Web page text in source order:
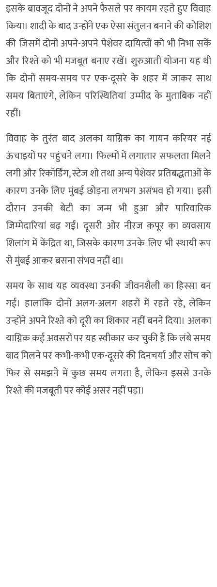
इसके बावजूद दोनों ने अपने फैसले पर कायम रहते हुए विवाह
किया। शादी के बाद उन्होंने एक ऐसा संतुलन बनाने की कोशिश
की जिसमें दोनों अपने-अपने पेशेवर दायित्वों को भी निभा सकें
और रिश्ते को भी मजबूत बनाए रखें। शुरुआती योजना यह थी
कि दोनों समय-समय पर एक-दूसरे के शहर में जाकर साथ
समय बिताएंगे, लेकिन परिस्थितियां उम्मीद के मुताबिक नहीं
रहीं।
विवाह के तुरंत बाद अलका याग्निक का गायन करियर नई
ऊंचाइयों पर पहुंचने लगा। फिल्मों में लगातार सफलता मिलने
लगी और रिकॉर्डिंग, स्टेज शो तथा अन्य पेशेवर प्रतिबद्धताओं के
कारण उनके लिए मुंबई छोड़ना लगभग असंभव हो गया। इसी
दौरान उनकी बेटी का जन्म भी हुआ और पारिवारिक
जिम्मेदारियां बढ़ गईं। दूसरी ओर नीरज कपूर का व्यवसाय
शिलांग में केंद्रित था, जिसके कारण उनके लिए भी स्थायी रूप
से मुंबई आकर बसना संभव नहीं था।
समय के साथ यह व्यवस्था उनकी जीवनशैली का हिस्सा बन
गई। हालांकि दोनों अलग-अलग शहरों में रहते रहे, लेकिन
उन्होंने अपने रिश्ते को दूरी का शिकार नहीं बनने दिया। अलका
याग्निक कई अवसरों पर यह स्वीकार कर चुकी हैं कि लंबे समय
बाद मिलने पर कभी-कभी एक-दूसरे की दिनचर्या और सोच को
फिर से समझने में कुछ समय लगता है, लेकिन इससे उनके
रिश्ते की मजबूती पर कोई असर नहीं पड़ा।